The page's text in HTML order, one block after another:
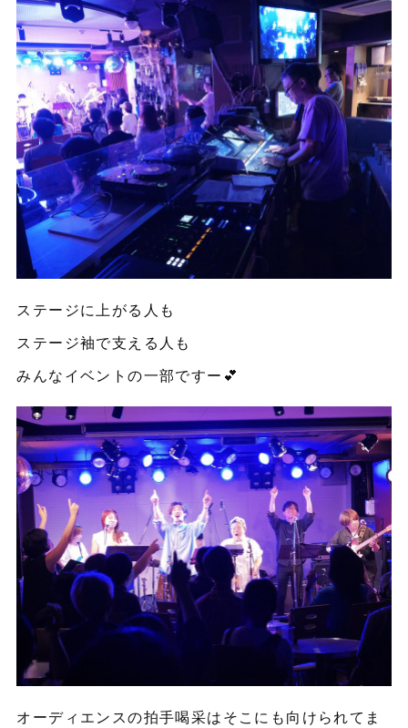
ステージに上がる人も
ステージ袖で支える人も
みんなイベントの一部ですー💕
オーディエンスの拍手喝采はそこにも向けられてま